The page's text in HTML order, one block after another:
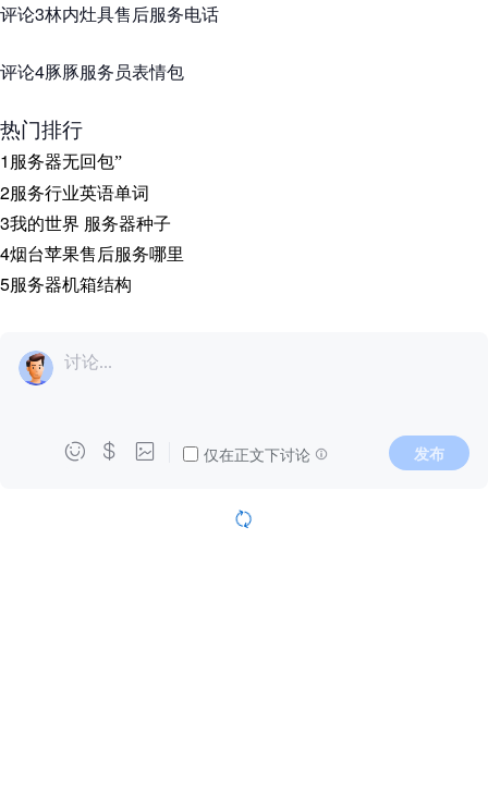
评论3林内灶具售后服务电话
评论4豚豚服务员表情包
热门排行
1 服务器无回包”
2服务行业英语单词
3我的世界 服务器种子
4烟台苹果售后服务哪里
5服务器机箱结构
讨论...
   仅在正文下讨论 发布
